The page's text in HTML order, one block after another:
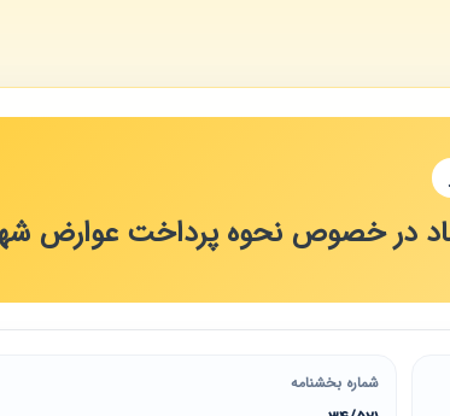
در خصوص نحوه پرداخت عوارض
شماره بخشنامه